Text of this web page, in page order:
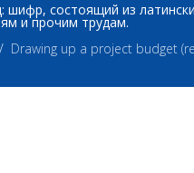
шифр, состоящий из
и прочим трудам.
Drawing up a project budget